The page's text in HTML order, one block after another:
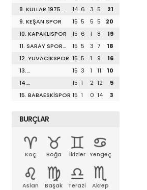
8. KULLAR 1975
14 6 3 5
21
9. KEŞAN SPOR
15 5 5 5
20
10. KAPAKLISPOR
15 6 1 8
19
11. SARAY SPOR
15 5 3 7
18
12. YUVACIKSPOR 15 5 1 9
16
13.
15 3 1 11
10
14.
LÜLEBURGAZSPOR
15 1 2 12
5
15. BABAESKİSPOR 15 1 0 14 3
BURÇLAR
Koç Boğa İkizler Yengeç
Aslan Başak Terazi Akrep